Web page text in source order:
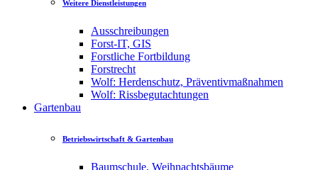
Weitere Dienstleistungen
Ausschreibungen
Forst-IT, GIS
Forstliche Fortbildung
Forstrecht
Wolf: Herdenschutz, Präventivmaßnahmen
Wolf: Rissbegutachtungen
Gartenbau
Betriebswirtschaft & Gartenbau
Baumschule, Weihnachtsbäume